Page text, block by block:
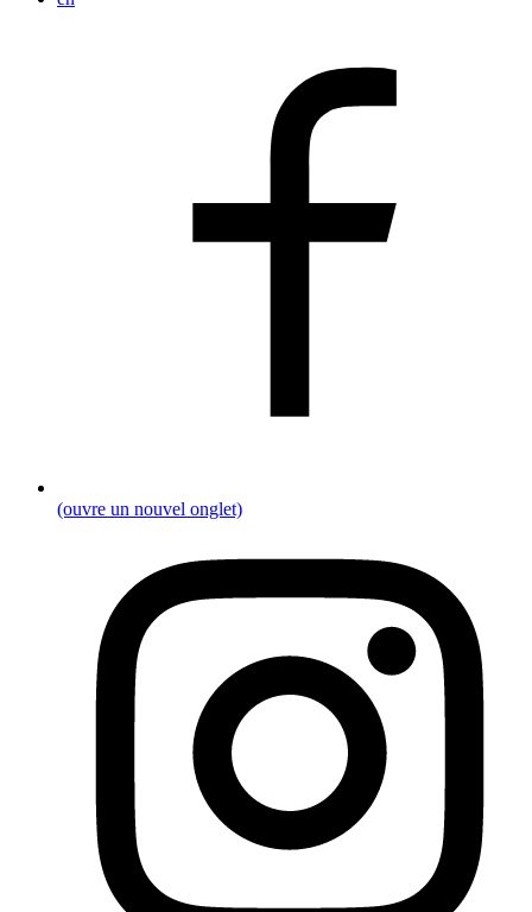
(ouvre un nouvel onglet)